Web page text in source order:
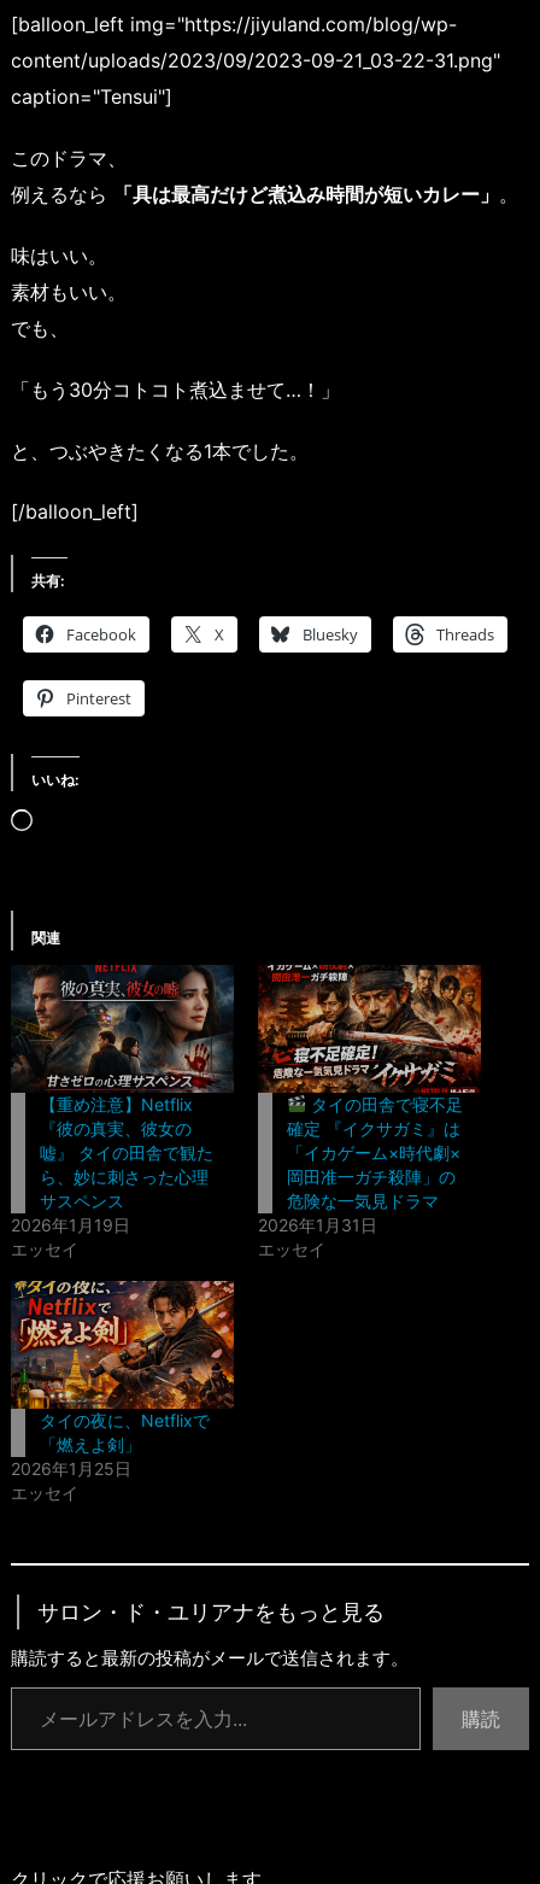
[balloon_left img="https://jiyuland.com/blog/wp-
content/uploads/2023/09/2023-09-21_03-22-31.png"
caption="Tensui"]
このドラマ、
例えるなら
「具は最高だけど煮込み時間が短いカレー」 。
味はいい。
素材もいい。
でも、
「もう30分コトコト煮込ませて…！」
と、つぶやきたくなる1本でした。
[/balloon_left]
共有:
Facebook X Bluesky Threads
Pinterest
いいね:
み
中…
関連
【重め注意】Netflix
『彼の真実、彼女の
嘘』 タイの田舎で観た
ら、妙に刺さった心理
サスペンス
2026年1月19日
エッセイ
タイの田舎で寝不足
確定 『イクサガミ』は
「イカゲーム×時代劇×
岡田准一ガチ殺陣」の
危険な一気見ドラマ
2026年1月31日
エッセイ
タイの夜に、Netflixで
「燃えよ剣」
2026年1月25日
エッセイ
サロン・ド・ユリアナをもっと見る
購読すると最新の投稿がメールで送信されます。
メールアドレスを入力...
購読